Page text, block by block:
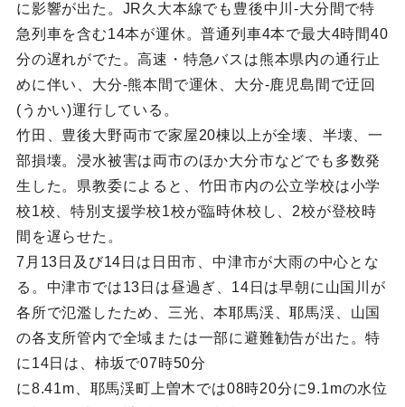
に影響が出た。JR久大本線でも豊後中川-大分間で特
急列車を含む14本が運休。普通列車4本で最大4時間40
分の遅れがでた。高速・特急バスは熊本県内の通行止
めに伴い、大分-熊本間で運休、大分-鹿児島間で迂回
(うかい)運行している。
竹田、豊後大野両市で家屋20棟以上が全壊、半壊、一
部損壊。浸水被害は両市のほか大分市などでも多数発
生した。県教委によると、竹田市内の公立学校は小学
校1校、特別支援学校1校が臨時休校し、2校が登校時
間を遅らせた。
7月13日及び14日は日田市、中津市が大雨の中心とな
る。中津市では13日は昼過ぎ、14日は早朝に山国川が
各所で氾濫したため、三光、本耶馬渓、耶馬渓、山国
の各支所管内で全域または一部に避難勧告が出た。特
に14日は、柿坂で07時50分
に8.41m、耶馬渓町上曽木では08時20分に9.1mの水位